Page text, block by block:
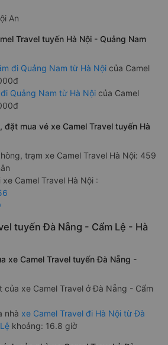
An
Travel tuyến Hà Nội - Quảng Nam
đi Quảng Nam từ Hà Nội của Camel
Quảng Nam từ Hà Nội của Camel
đặt mua vé xe Camel Travel tuyến Hà
trạm xe Camel Travel Hà Nội: 459
xe Camel Travel Hà Nội :
tuyến Đà Nẵng - Cẩm Lệ - Hà
xe Camel Travel tuyến Đà Nẵng -
của xe Camel Travel ở Đà Nẵng - Cẩm
nhà xe Camel Travel đi Hà Nội từ Đà
khoảng: 16.8 giờ